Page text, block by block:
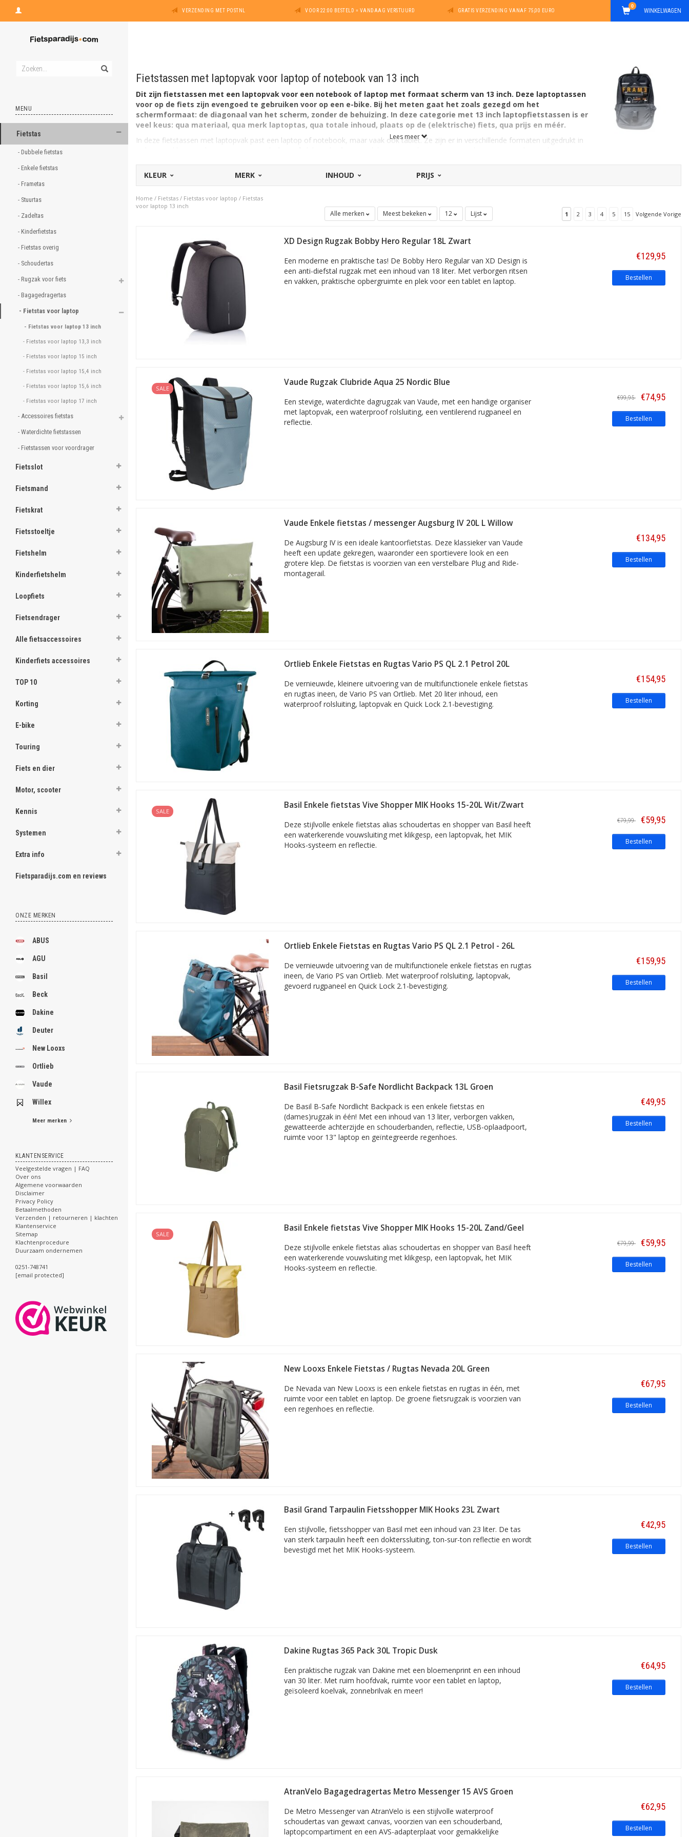
VERZENDING MET POSTNL VOOR 22:00 BESTELD = VANDAAG VERSTUURD GRATIS VERZENDING VANAF 75,00 EURO WINKELWAGEN
0
MENU
Fietstas
- Dubbele fietstas
- Enkele fietstas
- Frametas
- Stuurtas
- Zadeltas
- Kinderfietstas
- Fietstas overig
- Schoudertas
- Rugzak voor fiets
- Bagagedragertas
- Fietstas voor laptop
- Fietstas voor laptop 13 inch
- Fietstas voor laptop 13,3 inch
- Fietstas voor laptop 15 inch
- Fietstas voor laptop 15,4 inch
- Fietstas voor laptop 15,6 inch
- Fietstas voor laptop 17 inch
- Accessoires fietstas
- Waterdichte fietstassen
- Fietstassen voor voordrager
Fietsslot
Fietsmand
Fietskrat
Fietsstoeltje
Fietshelm
Kinderfietshelm
Loopfiets
Fietsendrager
Alle fietsaccessoires
Kinderfiets accessoires
TOP 10
Korting
E-bike
Touring
Fiets en dier
Motor, scooter
Kennis
Systemen
Extra info
Fietsparadijs.com en reviews
ONZE MERKEN
ABUS
AGU
Basil
Beck
Dakine
Deuter
New Looxs
Ortlieb
Vaude
Willex
Meer merken
KLANTENSERVICE
Veelgestelde vragen | FAQ
Over ons
Algemene voorwaarden
Disclaimer
Privacy Policy
Betaalmethoden
Verzenden | retourneren | klachten
Klantenservice
Sitemap
Klachtenprocedure
Duurzaam ondernemen
0251-748741
[email protected]
Fietstassen met laptopvak voor laptop of notebook van 13 inch
Dit zijn fietstassen met een laptopvak voor een notebook of laptop met formaat scherm van 13 inch. Deze laptoptassen
voor op de fiets zijn evengoed te gebruiken voor op een e-bike. Bij het meten gaat het zoals gezegd om het
schermformaat: de diagonaal van het scherm, zonder de behuizing. In deze categorie met 13 inch laptopfietstassen is er
veel keus: qua materiaal, qua merk laptoptas, qua totale inhoud, plaats op de (elektrische) fiets, qua prijs en méér.
In deze fietstassen met laptopvak past een laptop of notebook, maar vaak ook tablet. Ze zijn er in verschillende formaten uitgedrukt in
Fietstassen voor laptop of notebook van 13,3 inch
Fietstassen voor laptop of notebook van 15,4 inch
Fietstassen voor laptop of notebook van 17 inch
Voor het meten gaat het zoals gezegd om het schermformaat: de diagonaal van het scherm, zonder de behuizing.
Voordelen Fietsparadijs.com
Iets voor de fiets? Zo gevonden!
Standaard lage prijzen
Snelle verzending, uit voorraad
Ook afhalen mogelijk
Hoge beoordelingen!
Lees meer
KLEUR MERK INHOUD PRIJS
Home / Fietstas / Fietstas voor laptop / Fietstas
voor laptop 13 inch
Alle merken Meest bekeken 12 Lijst 1 2 3 4 5 15 Volgende Vorige
XD Design Rugzak Bobby Hero Regular 18L Zwart
Een moderne en praktische tas! De Bobby Hero Regular van XD Design is
een anti-diefstal rugzak met een inhoud van 18 liter. Met verborgen ritsen
en vakken, praktische opbergruimte en plek voor een tablet en laptop.
€129,95
Bestellen
SALE
Vaude Rugzak Clubride Aqua 25 Nordic Blue
Een stevige, waterdichte dagrugzak van Vaude, met een handige organiser
met laptopvak, een waterproof rolsluiting, een ventilerend rugpaneel en
reflectie.
€99,95 €74,95
Bestellen
Vaude Enkele fietstas / messenger Augsburg IV 20L L Willow
De Augsburg IV is een ideale kantoorfietstas. Deze klassieker van Vaude
heeft een update gekregen, waaronder een sportievere look en een
grotere klep. De fietstas is voorzien van een verstelbare Plug and Ride-
montagerail.
€134,95
Bestellen
Ortlieb Enkele Fietstas en Rugtas Vario PS QL 2.1 Petrol 20L
De vernieuwde, kleinere uitvoering van de multifunctionele enkele fietstas
en rugtas ineen, de Vario PS van Ortlieb. Met 20 liter inhoud, een
waterproof rolsluiting, laptopvak en Quick Lock 2.1-bevestiging.
€154,95
Bestellen
SALE
Basil Enkele fietstas Vive Shopper MIK Hooks 15-20L Wit/Zwart
Deze stijlvolle enkele fietstas alias schoudertas en shopper van Basil heeft
een waterkerende vouwsluiting met klikgesp, een laptopvak, het MIK
Hooks-systeem en reflectie.
€79,99 €59,95
Bestellen
Ortlieb Enkele Fietstas en Rugtas Vario PS QL 2.1 Petrol - 26L
De vernieuwde uitvoering van de multifunctionele enkele fietstas en rugtas
ineen, de Vario PS van Ortlieb. Met waterproof rolsluiting, laptopvak,
gevoerd rugpaneel en Quick Lock 2.1-bevestiging.
€159,95
Bestellen
Basil Fietsrugzak B-Safe Nordlicht Backpack 13L Groen
De Basil B-Safe Nordlicht Backpack is een enkele fietstas en
(dames)rugzak in één! Met een inhoud van 13 liter, verborgen vakken,
gewatteerde achterzijde en schouderbanden, reflectie, USB-oplaadpoort,
ruimte voor 13" laptop en geïntegreerde regenhoes.
€49,95
Bestellen
SALE
Basil Enkele fietstas Vive Shopper MIK Hooks 15-20L Zand/Geel
Deze stijlvolle enkele fietstas alias schoudertas en shopper van Basil heeft
een waterkerende vouwsluiting met klikgesp, een laptopvak, het MIK
Hooks-systeem en reflectie.
€79,99 €59,95
Bestellen
New Looxs Enkele Fietstas / Rugtas Nevada 20L Green
De Nevada van New Looxs is een enkele fietstas en rugtas in één, met
ruimte voor een tablet en laptop. De groene fietsrugzak is voorzien van
een regenhoes en reflectie.
€67,95
Bestellen
Basil Grand Tarpaulin Fietsshopper MIK Hooks 23L Zwart
Een stijlvolle, fietsshopper van Basil met een inhoud van 23 liter. De tas
van sterk tarpaulin heeft een dokterssluiting, ton-sur-ton reflectie en wordt
bevestigd met het MIK Hooks-systeem.
€42,95
Bestellen
Dakine Rugtas 365 Pack 30L Tropic Dusk
Een praktische rugzak van Dakine met een bloemenprint en een inhoud
van 30 liter. Met ruim hoofdvak, ruimte voor een tablet en laptop,
geïsoleerd koelvak, zonnebrilvak en meer!
€64,95
Bestellen
AtranVelo Bagagedragertas Metro Messenger 15 AVS Groen
De Metro Messenger van AtranVelo is een stijlvolle waterproof
schoudertas van gewaxt canvas, voorzien van een schouderband,
laptopcompartiment en een AVS-adapterplaat voor gemakkelijke
€62,95
Bestellen